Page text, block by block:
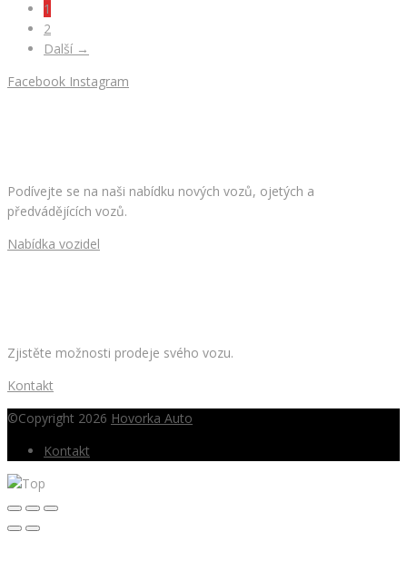
1
2
Další →
Facebook Instagram
Podívejte se na naši nabídku nových vozů, ojetých a
předvádějících vozů.
Nabídka vozidel
Zjistěte možnosti prodeje svého vozu.
Kontakt
©Copyright 2026 Hovorka Auto
Kontakt